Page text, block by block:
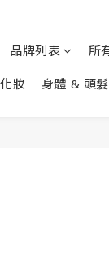
品牌列表 所
妝 身體 & 頭髮